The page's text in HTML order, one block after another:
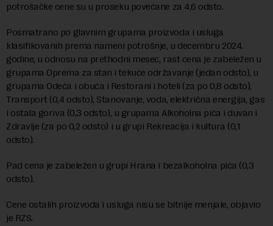
potrošačke cene su u proseku povećane za 4,6 odsto.
Posmatrano po glavnim grupama proizvoda i usluga
klasifikovanih prema nameni potrošnje, u decembru 2024.
godine, u odnosu na prethodni mesec, rast cena je zabeležen u
grupama Oprema za stan i tekuće održavanje (jedan odsto), u
grupama Odeća i obuća i Restorani i hoteli (za po 0,8 odsto),
Transport (0,4 odsto), Stanovanje, voda, električna energija, gas
i ostala goriva (0,3 odsto), u grupama Alkoholna pića i duvan i
Zdravlje (za po 0,2 odsto) i u grupi Rekreacija i kultura (0,1
odsto).
Pad cena je zabeležen u grupi Hrana i bezalkoholna pića (0,3
odsto).
Cene ostalih proizvoda i usluga nisu se bitnije menjale, objavio
je RZS.